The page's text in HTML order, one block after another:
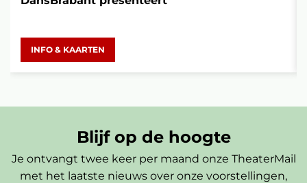
INFO & KAARTEN
Blijf op de hoogte
Je ontvangt twee keer per maand onze TheaterMail
met het laatste nieuws over onze voorstellingen,